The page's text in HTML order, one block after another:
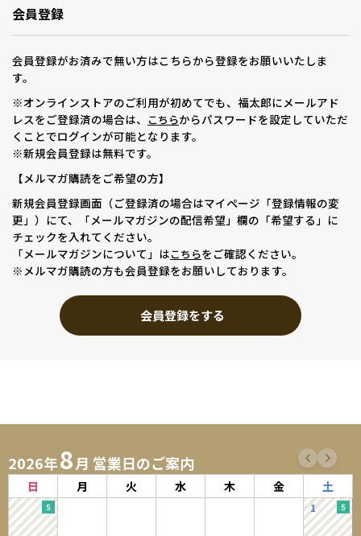
会員登録
会員登録がお済みで無い方はこちらから登録をお願いいたしま
す。
※オンラインストアのご利用が初めてでも、福太郎にメールアド
レスをご登録済の場合は、 こちらからパスワードを設定していただ
くことでログインが可能となります。
※新規会員登録は無料です。
【メルマガ購読をご希望の方】
新規会員登録画面（ご登録済の場合はマイページ「登録情報の変
更」）にて、「メールマガジンの配信希望」欄の「希望する」に
チェックを入れてください。
「メールマガジンについて」はこちらをご確認ください。
※メルマガ購読の方も会員登録をお願いしております。
会員登録をする
2026年8月 営業日のご案内
日 月 火 水 木 金 土
1